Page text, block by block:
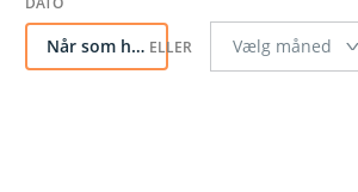
Når som helst